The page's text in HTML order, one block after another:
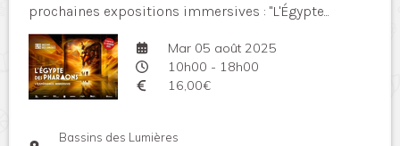
prochaines expositions immersives : "L'Égypte...
Mar 05 août 2025
10h00 - 18h00
16,00€
Bassins des Lumières